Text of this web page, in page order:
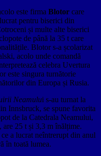
este firma Blotor care
pentru biserici din
și multe alte biserici
de până la 35 t care
Blotor s-a școlarizat
acolo unde comandă
celebra Uvertura
este singura turnătorie
din Europa și Rusia.
Neamului s-au turnat la
Innsbruck, se spune favorita
de la Catedrala Neamului,
are 25 t și 3,3 m înălțime.
a lucrat neîntrerupt din anul
în toată lumea.